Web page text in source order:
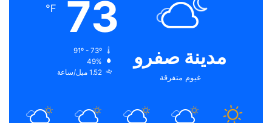
مدينة صفرو
غيوم متفرقة
73
℉
49%
1.52 ميل/ساعة